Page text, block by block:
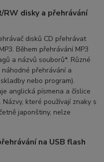
RW disky a přehrávání
disků CD přehrávat
Během přehrávání MP3
a názvů souborů*. Různé
přehrávání a
nebo program).
anglická písmena a číslice
které používají znaky s
japonštiny, nelze
na USB flash